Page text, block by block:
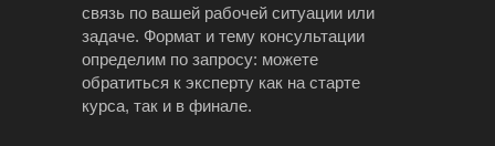
связь по вашей рабочей ситуации или
задаче. Формат и тему консультации
определим по запросу: можете
обратиться к эксперту как на старте
курса, так и в финале.